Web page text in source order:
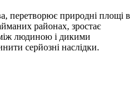
перетворює природні площі в
районах, зростає
людиною і дикими
серйозні наслідки.